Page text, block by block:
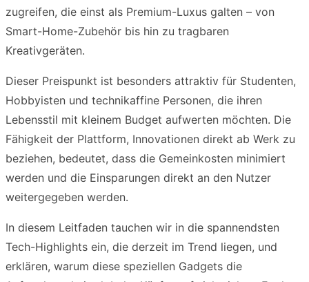
zugreifen, die einst als Premium-Luxus galten – von
Smart-Home-Zubehör bis hin zu tragbaren
Kreativgeräten.
Dieser Preispunkt ist besonders attraktiv für Studenten,
Hobbyisten und technikaffine Personen, die ihren
Lebensstil mit kleinem Budget aufwerten möchten. Die
Fähigkeit der Plattform, Innovationen direkt ab Werk zu
beziehen, bedeutet, dass die Gemeinkosten minimiert
werden und die Einsparungen direkt an den Nutzer
weitergegeben werden.
In diesem Leitfaden tauchen wir in die spannendsten
Tech-Highlights ein, die derzeit im Trend liegen, und
erklären, warum diese speziellen Gadgets die